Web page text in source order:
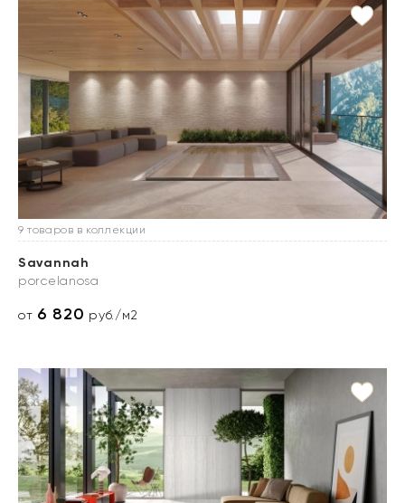
9 товаров в коллекции
Savannah
porcelanosa
от 6 820 руб./м2